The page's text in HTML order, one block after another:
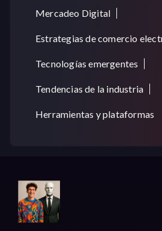
Mercadeo Digital
Estrategias de comercio
Tecnologías emergentes
Tendencias de la industria
Herramientas y plataformas